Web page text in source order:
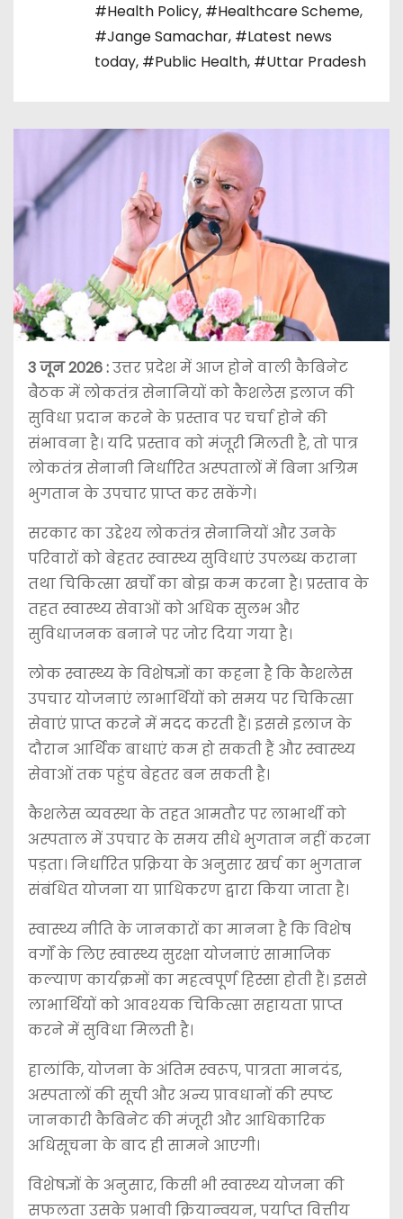
#Health Policy, #Healthcare Scheme,
#Jange Samachar, #Latest news
today, #Public Health, #Uttar Pradesh
3 जून2026 :उत्तर प्रदेश में आज होने वाली कैबिनेट
बैठक में लोकतंत्र सेनानियों को कैशलेस इलाज की
सुविधा प्रदान करने के प्रस्ताव पर चर्चा होने की
संभावना है। यदि प्रस्ताव को मंजूरी मिलती है, तो पात्र
लोकतंत्र सेनानी निर्धारित अस्पतालों में बिना अग्रिम
भुगतान के उपचार प्राप्त कर सकेंगे।
सरकार का उद्देश्य लोकतंत्र सेनानियों और उनके
परिवारों को बेहतर स्वास्थ्य सुविधाएं उपलब्ध कराना
तथा चिकित्सा खर्चों का बोझ कम करना है। प्रस्ताव के
तहत स्वास्थ्य सेवाओं को अधिक सुलभ और
सुविधाजनक बनाने पर जोर दिया गया है।
लोक स्वास्थ्य के विशेषज्ञों का कहना है कि कैशलेस
उपचार योजनाएं लाभार्थियों को समय पर चिकित्सा
सेवाएं प्राप्त करने में मदद करती हैं। इससे इलाज के
दौरान आर्थिक बाधाएं कम हो सकती हैं और स्वास्थ्य
सेवाओं तक पहुंच बेहतर बन सकती है।
कैशलेस व्यवस्था के तहत आमतौर पर लाभार्थी को
अस्पताल में उपचार के समय सीधे भुगतान नहीं करना
पड़ता। निर्धारित प्रक्रिया के अनुसार खर्च का भुगतान
संबंधित योजना या प्राधिकरण द्वारा किया जाता है।
स्वास्थ्य नीति के जानकारों का मानना है कि विशेष
वर्गों के लिए स्वास्थ्य सुरक्षा योजनाएं सामाजिक
कल्याण कार्यक्रमों का महत्वपूर्ण हिस्सा होती हैं। इससे
लाभार्थियों को आवश्यक चिकित्सा सहायता प्राप्त
करने में सुविधा मिलती है।
हालांकि, योजना के अंतिम स्वरूप, पात्रता मानदंड,
अस्पतालों की सूची और अन्य प्रावधानों की स्पष्ट
जानकारी कैबिनेट की मंजूरी और आधिकारिक
अधिसूचना के बाद ही सामने आएगी।
विशेषज्ञों के अनुसार, किसी भी स्वास्थ्य योजना की
सफलता उसके प्रभावी क्रियान्वयन, पर्याप्त वित्तीय